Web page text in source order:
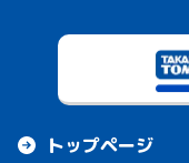
トップページ